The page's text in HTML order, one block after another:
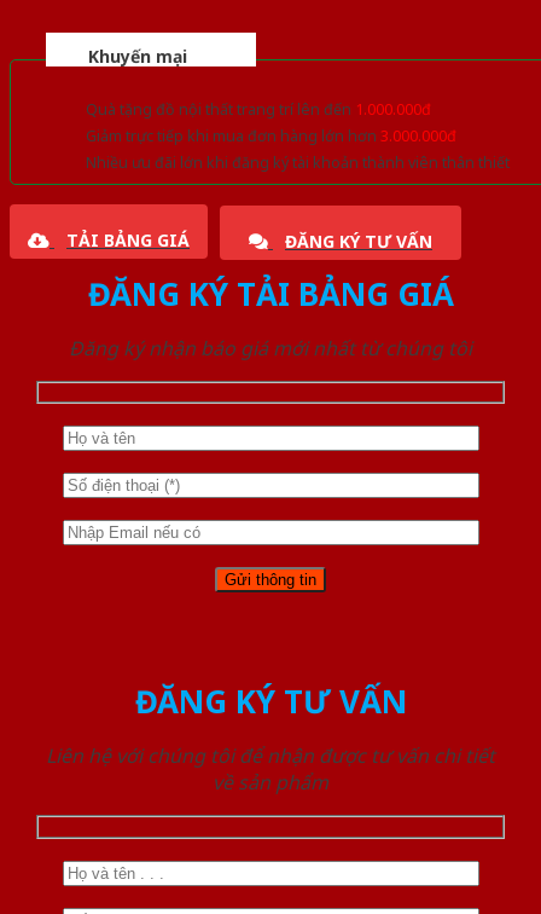
Khuyến mại
Quà tặng đồ nội thất trang trí lên đến 1.000.000đ
Giảm trực tiếp khi mua đơn hàng lớn hơn 3.000.000đ
Nhiều ưu đãi lớn khi đăng ký tài khoản thành viên thân thiết
TẢI BẢNG GIÁ ĐĂNG KÝ TƯ VẤN
ĐĂNG KÝ TẢI BẢNG GIÁ
Đăng ký nhận báo giá mới nhất từ chúng tôi
ĐĂNG KÝ TƯ VẤN
Liên hệ với chúng tôi để nhận được tư vấn chi tiết
về sản phẩm